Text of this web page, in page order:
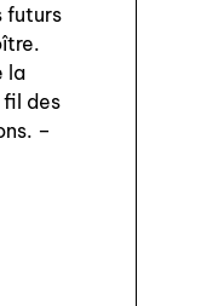
futurs
la
fil des
–